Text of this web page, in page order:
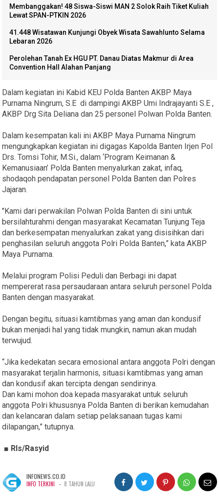
Membanggakan! 48 Siswa-Siswi MAN 2 Solok Raih Tiket Kuliah
Lewat SPAN-PTKIN 2026
41.448 Wisatawan Kunjungi Obyek Wisata Sawahlunto Selama
Lebaran 2026
Perolehan Tanah Ex HGU PT. Danau Diatas Makmur di Area
Convention Hall Alahan Panjang
Dalam kegiatan ini Kabid KEU Polda Banten AKBP Maya
Purnama Ningrum, S.E di dampingi AKBP Umi Indrajayanti S.E ,
AKBP Drg Sita Deliana dan 25 personel Polwan Polda Banten.
Dalam kesempatan kali ini AKBP Maya Purnama Ningrum
mengungkapkan kegiatan ini digagas Kapolda Banten Irjen Pol
Drs. Tomsi Tohir, M.Si., dalam ‘Program Keimanan &
Kemanusiaan’ Polda Banten menyalurkan zakat, infaq,
shodaqoh pendapatan personel Polda Banten dan Polres
Jajaran.
"Kami dari perwakilan Polwan Polda Banten di sini untuk
bersilahturahmi dengan masyarakat Kecamatan Tunjung Teja
dan berkesempatan menyalurkan zakat yang disisihkan dari
penghasilan seluruh anggota Polri Polda Banten,” kata AKBP
Maya Purnama.
Melalui program Polisi Peduli dan Berbagi ini dapat
mempererat rasa persaudaraan antara seluruh personel Polda
Banten dengan masyarakat.
Dengan begitu, situasi kamtibmas yang aman dan kondusif
bukan menjadi hal yang tidak mungkin, namun akan mudah
terwujud.
“Jika kedekatan secara emosional antara anggota Polri dengan
masyarakat terjalin harmonis, situasi kamtibmas yang aman
dan kondusif akan tercipta dengan sendirinya.
Dan kami mohon doa kepada masyarakat untuk seluruh
anggota Polri khususnya Polda Banten di berikan kemudahan
dan kelancaran dalam setiap pelaksanaan tugas kami
dilapangan,” tutupnya.
■ Rls/Rasyid
INFONEWS.CO.ID
INFO TERKINI - 8 TAHUN LALU